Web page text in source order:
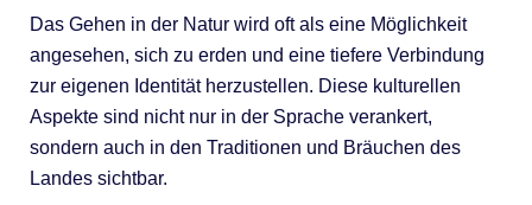
Das Gehen in der Natur wird oft als eine Möglichkeit
angesehen, sich zu erden und eine tiefere Verbindung
zur eigenen Identität herzustellen. Diese kulturellen
Aspekte sind nicht nur in der Sprache verankert,
sondern auch in den Traditionen und Bräuchen des
Landes sichtbar.